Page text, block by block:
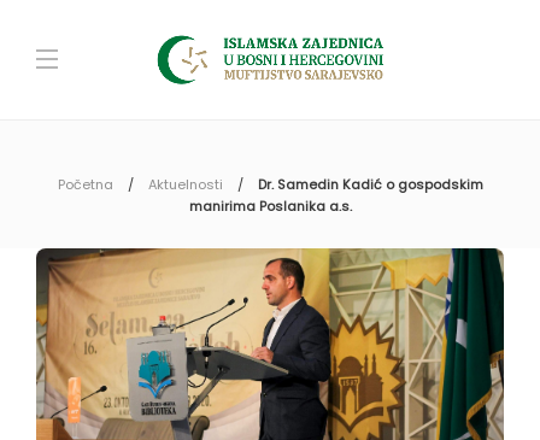
Početna Aktuelnosti
Dr. Samedin Kadić o gospodskim
manirima Poslanika a.s.